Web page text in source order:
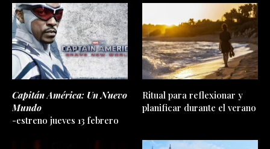
Capitán América: Un Nuevo
Mundo
-estreno jueves 13 febrero
Ritual para reflexionar y
planificar durante el verano